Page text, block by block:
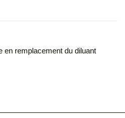
en remplacement du diluant